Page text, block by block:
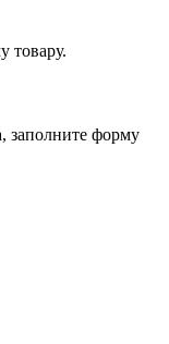
товару.
заполните форму